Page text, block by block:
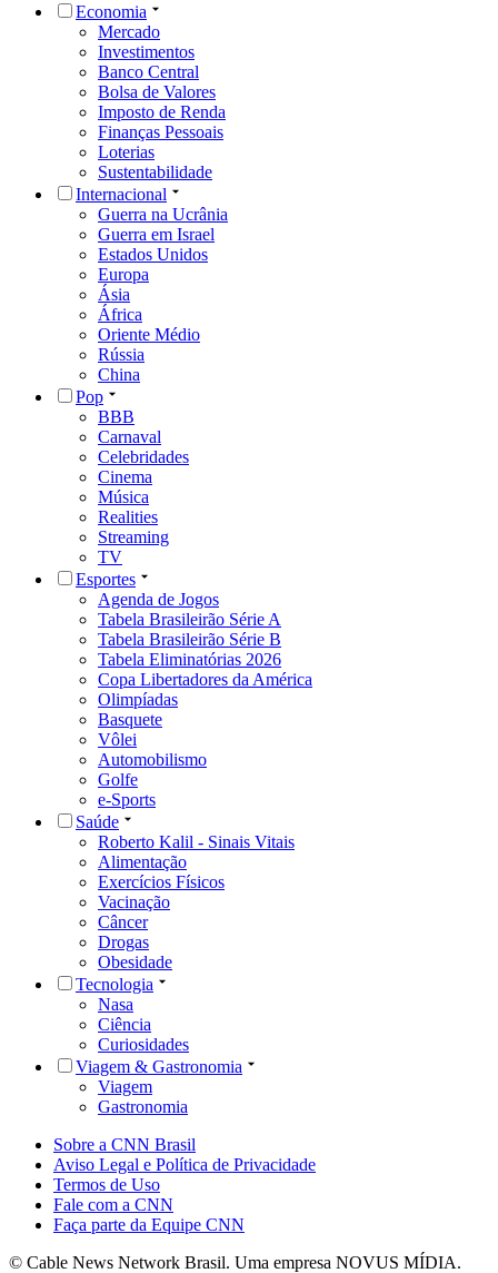
Economia
Mercado
Investimentos
Banco Central
Bolsa de Valores
Imposto de Renda
Finanças Pessoais
Loterias
Sustentabilidade
Internacional
Guerra na Ucrânia
Guerra em Israel
Estados Unidos
Europa
Ásia
África
Oriente Médio
Rússia
China
Pop
BBB
Carnaval
Celebridades
Cinema
Música
Realities
Streaming
TV
Esportes
Agenda de Jogos
Tabela Brasileirão Série A
Tabela Brasileirão Série B
Tabela Eliminatórias 2026
Copa Libertadores da América
Olimpíadas
Basquete
Vôlei
Automobilismo
Golfe
e-Sports
Saúde
Roberto Kalil - Sinais Vitais
Alimentação
Exercícios Físicos
Vacinação
Câncer
Drogas
Obesidade
Tecnologia
Nasa
Ciência
Curiosidades
Viagem & Gastronomia
Viagem
Gastronomia
Sobre a CNN Brasil
Aviso Legal e Política de Privacidade
Termos de Uso
Fale com a CNN
Faça parte da Equipe CNN
© Cable News Network Brasil. Uma empresa NOVUS MÍDIA.